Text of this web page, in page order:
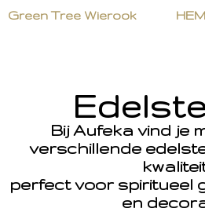
Green Tree Wierook
Bij Aufeka vind je
verschillende
perfect voor spiritueel
en